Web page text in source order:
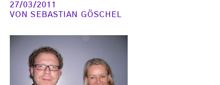
27/03/2011
VONSEBASTIAN GÖSCHEL